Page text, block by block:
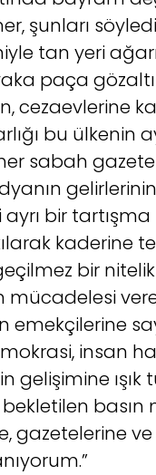
şunları
tan yeri
paça
cezaevlerine
bu ülkenin
sabah
bir
kaderine
bir
mücadelesi
emekçilerine
insan
ışık
gazetelerine